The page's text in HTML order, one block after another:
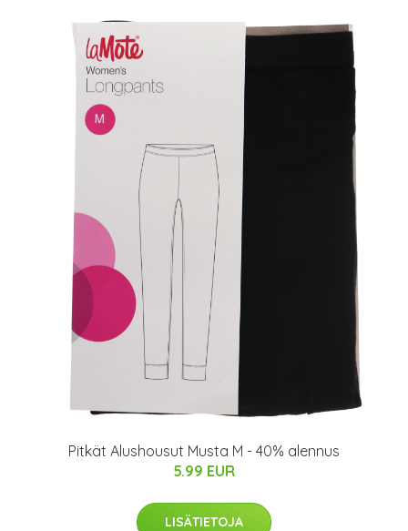
Pitkät Alushousut Musta M - 40% alennus
5.99 EUR
LISÄTIETOJA